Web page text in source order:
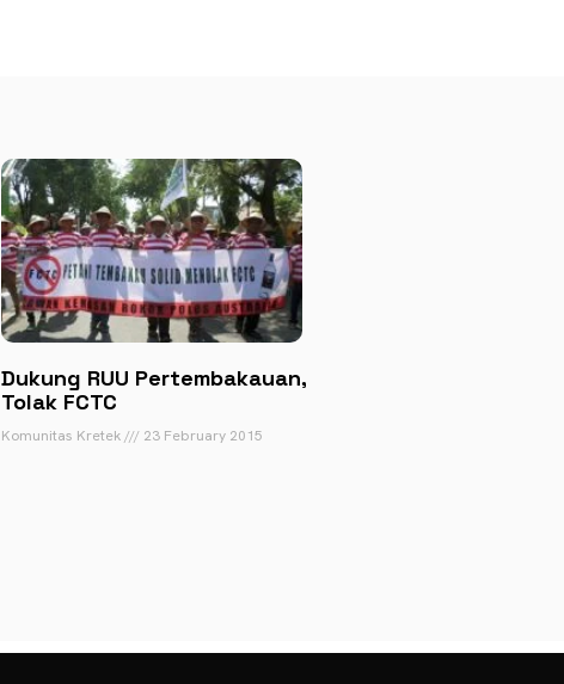
Dukung RUU Pertembakauan,
Tolak FCTC
Komunitas Kretek 23 February 2015